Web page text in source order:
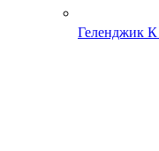
Геленджик К